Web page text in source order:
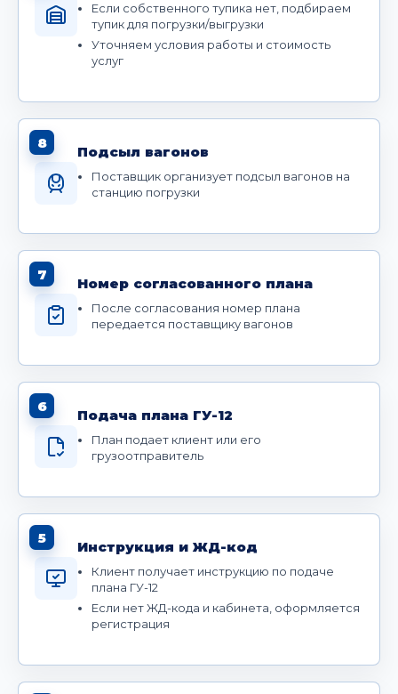
Если собственного тупика нет, подбираем
тупик для погрузки/выгрузки
Уточняем условия работы и стоимость
услуг
8
Подсыл вагонов
Поставщик организует подсыл вагонов на
станцию погрузки
7
Номер согласованного плана
После согласования номер плана
передается поставщику вагонов
6
Подача плана ГУ-12
План подает клиент или его
грузоотправитель
5
Инструкция и ЖД-код
Клиент получает инструкцию по подаче
плана ГУ-12
Если нет ЖД-кода и кабинета, оформляется
регистрация